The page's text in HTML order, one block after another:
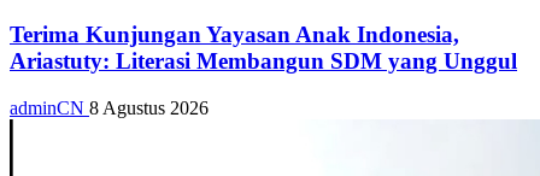
Terima Kunjungan Yayasan Anak Indonesia,
Ariastuty: Literasi Membangun SDM yang Unggul
adminCN 8 Agustus 2026